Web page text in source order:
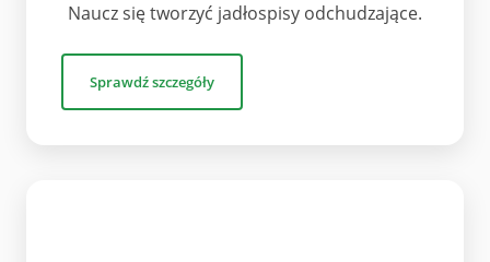
Naucz się tworzyć jadłospisy odchudzające.
Sprawdź szczegóły